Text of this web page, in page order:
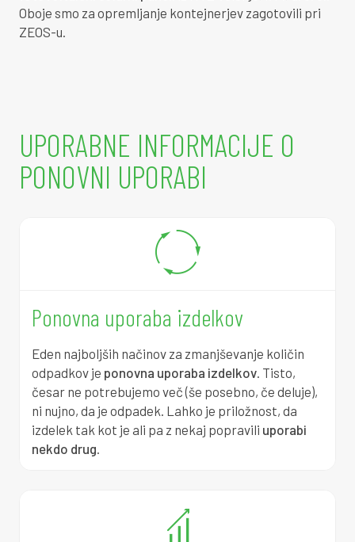
Oboje smo za opremljanje kontejnerjev zagotovili pri
ZEOS-u.
UPORABNE INFORMACIJE O
PONOVNI UPORABI
Ponovna uporaba izdelkov
Eden najboljših načinov za zmanjševanje količin
odpadkov je ponovna uporaba izdelkov . Tisto,
česar ne potrebujemo več (še posebno, če deluje),
ni nujno, da je odpadek. Lahko je priložnost, da
izdelek tak kot je ali pa z nekaj popravili uporabi
nekdo drug
0
0
0
0
0
0
0
0
2
2
2
2
2
2
3
3
4
4
6
7
8
8
0
5
1
7
3
8
4
0
5
3
6
9
3
6
9
2
6
9
5
3
2
0
9
7
6
5
3
2
9